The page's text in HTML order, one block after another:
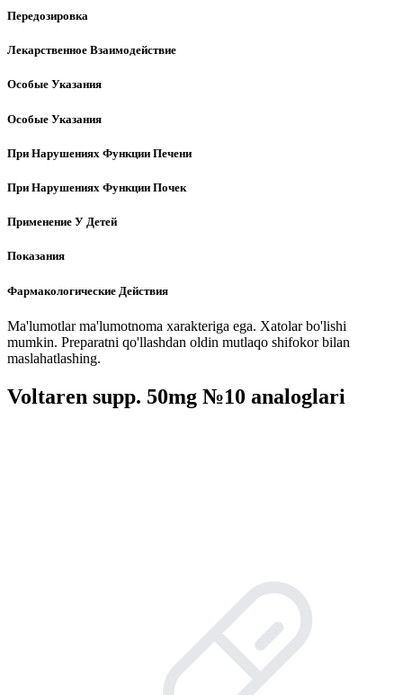
Передозировка
Лекарственное Взаимодействие
Особые Указания
Особые Указания
При Нарушениях Функции Печени
При Нарушениях Функции Почек
Применение У Детей
Показания
Фармакологические Действия
Ma'lumotlar ma'lumotnoma xarakteriga ega. Xatolar bo'lishi
mumkin. Preparatni qo'llashdan oldin mutlaqo shifokor bilan
maslahatlashing.
Voltaren supp. 50mg №10 analoglari